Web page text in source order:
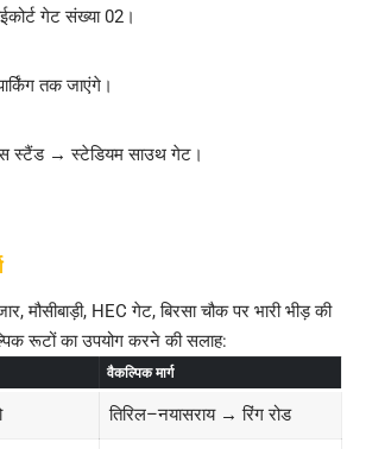
गेट संख्या 02।
तक जाएंगे।
बस स्टैंड → स्टेडियम साउथ गेट।
मौसीबाड़ी, HEC गेट, बिरसा चौक पर भारी भीड़ की
रूटों का उपयोग करने की सलाह:
वैकल्पिक मार्ग
तिरिल–नयासराय → रिंग रोड